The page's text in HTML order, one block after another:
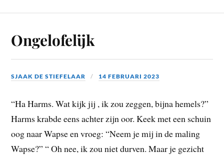
Ongelofelijk
SJAAK DE STIEFELAAR 14 FEBRUARI 2023
“Ha Harms. Wat kijk jij , ik zou zeggen, bijna hemels?”
Harms krabde eens achter zijn oor. Keek met een schuin
oog naar Wapse en vroeg: “Neem je mij in de maling
Wapse?” “ Oh nee, ik zou niet durven. Maar je gezicht